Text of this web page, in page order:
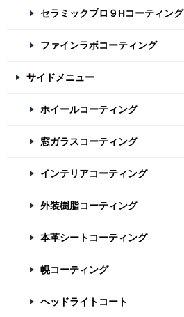
セラミックプロ９Hコーティング
ファインラボコーティング
サイドメニュー
ホイールコーティング
窓ガラスコーティング
インテリアコーティング
外装樹脂コーティング
本革シートコーティング
幌コーティング
ヘッドライトコート